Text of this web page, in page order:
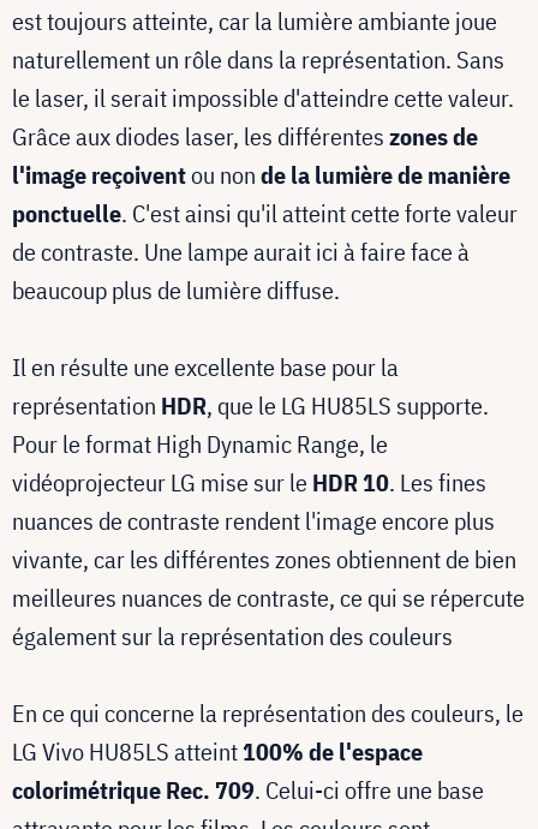
est toujours atteinte, car la lumière ambiante joue
naturellement un rôle dans la représentation. Sans
le laser, il serait impossible d'atteindre cette valeur.
Grâce aux diodes laser, les différenteszones de
l'image reçoiventou nonde la lumière de manière
ponctuelle. C'est ainsi qu'il atteint cette forte valeur
de contraste. Une lampe aurait ici à faire face à
beaucoup plus de lumière diffuse.
Il en résulte une excellente base pour la
représentation HDR, que le LG HU85LS supporte.
Pour le format High Dynamic Range, le
vidéoprojecteur LG mise sur le HDR 10. Les fines
nuances de contraste rendent l'image encore plus
vivante, car les différentes zones obtiennent de bien
meilleures nuances de contraste, ce qui se répercute
également sur la représentation des couleurs
En ce qui concerne la représentation des couleurs, le
LG Vivo HU85LS atteint100% de l'espace
colorimétrique Rec. 709. Celui-ci offre une base